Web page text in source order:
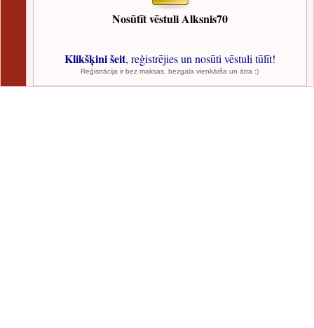
Nosūtīt vēstuli Alksnis70
Klikšķini šeit, reģistrējies un nosūti vēstuli tūlīt!
Reģistrācija ir bez maksas, bezgala vienkārša un ātra :)